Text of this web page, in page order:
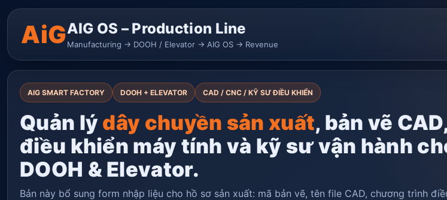
AiGAIG OS – Production Line
Manufacturing → DOOH / Elevator → AIG OS → Revenue
AIG SMART FACTORY DOOH + ELEVATOR CAD / CNC / KỸ SƯ ĐIỀU KHIỂN
Quản lýdây chuyền sản xuất, bản vẽ CAD,
điều khiển máy tính và kỹ sư vận hành
DOOH & Elevator.
Bản này bổ sung form nhập liệu cho hồ sơ sản xuất: mã bản vẽ, tên file CAD, chương trình